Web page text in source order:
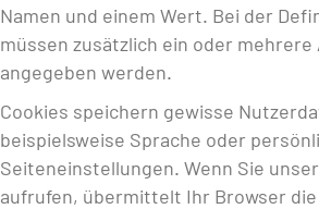
Namen und einem Wert. Bei der
müssen zusätzlich ein oder
angegeben werden.
Cookies speichern gewisse
beispielsweise Sprache oder
Seiteneinstellungen. Wenn Sie
aufrufen, übermittelt Ihr Browser die